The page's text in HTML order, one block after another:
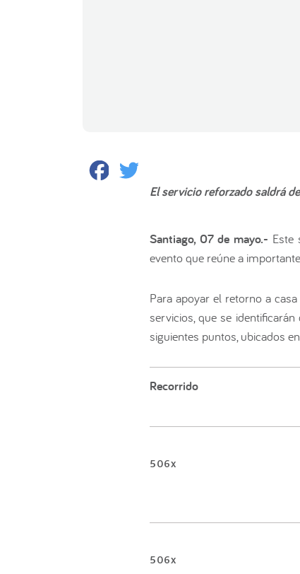
Facebook
El servicio reforzado saldrá
Santiago, 07 de mayo.- Este
evento que reúne a
Para apoyar el retorno a
servicios, que se
siguientes puntos, ubicados
Recorrido
506x
506x